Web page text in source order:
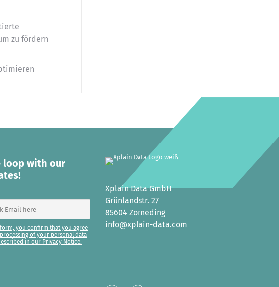
zu fördern
loop with our
you confirm that you agree
of your personal data
in our Privacy Notice.
Xplain Data GmbH
Grünlandstr. 27
85604 Zorneding
info@xplain-data.com